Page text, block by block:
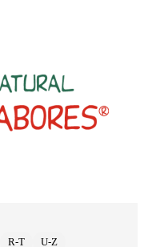
R-T U-Z